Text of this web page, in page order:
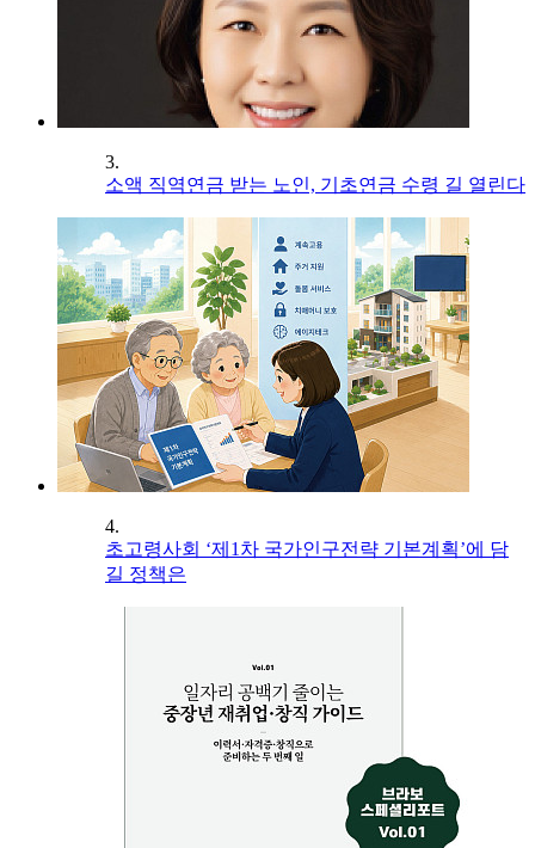
3.
소액 직역연금 받는 노인, 기초연금 수령 길 열린다
4.
초고령사회 ‘제1차 국가인구전략 기본계획’에 담
길 정책은